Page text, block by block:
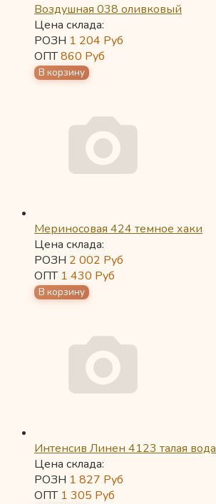
Воздушная 038 оливковый
Цена склада:
РОЗН 1 204 Руб
ОПТ860 Руб
Мериносовая 424 темное хаки
Цена склада:
РОЗН 2 002 Руб
ОПТ 1 430 Руб
Интенсив Линен 4123 талая вода
Цена склада:
РОЗН 1 827 Руб
ОПТ 1 305 Руб